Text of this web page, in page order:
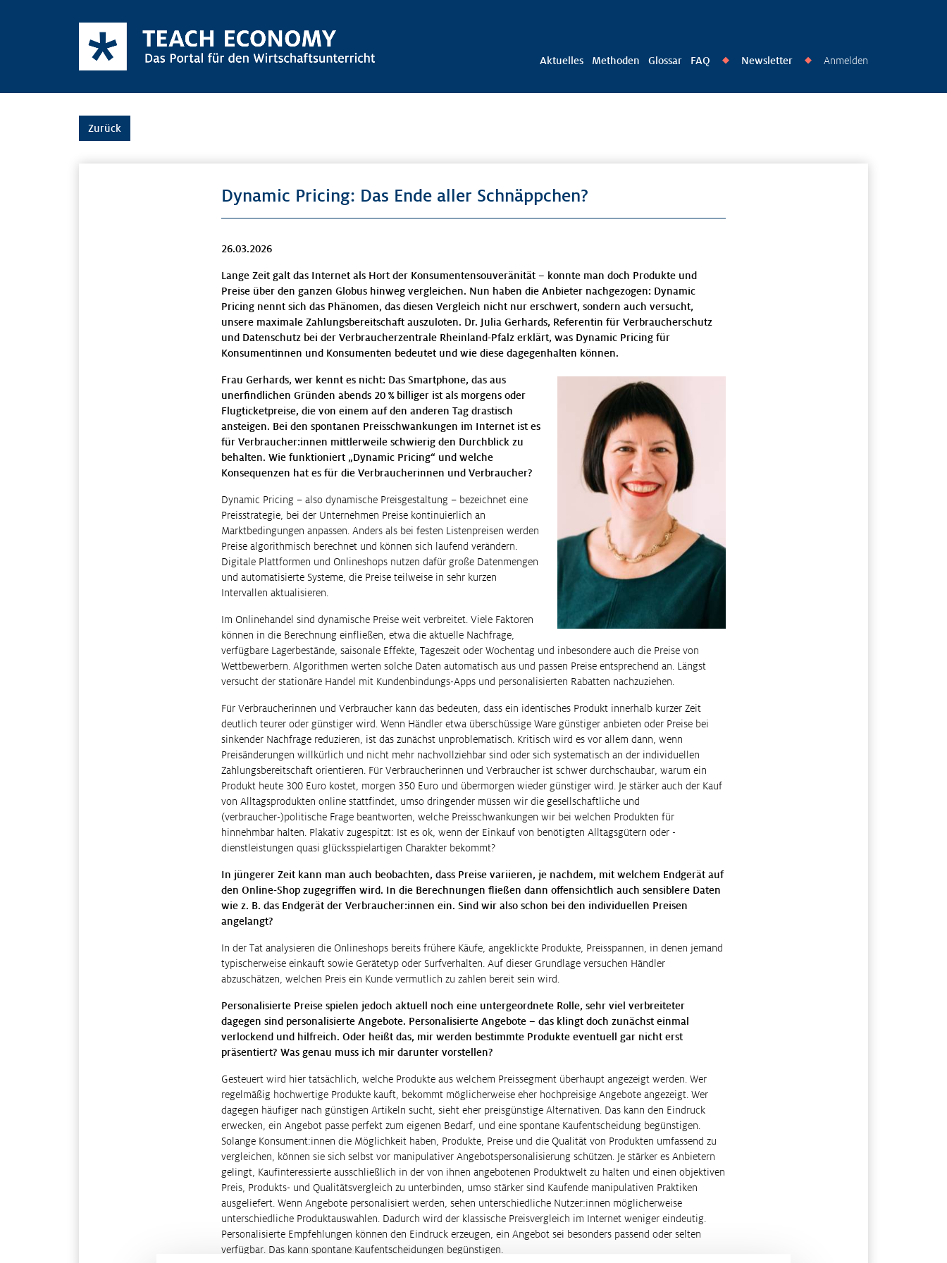
Aktuelles Methoden Glossar FAQ ◆ Newsletter ◆ Anmelden
Zurück
Dynamic Pricing: Das Ende aller Schnäppchen?
26.03.2026
Lange Zeit galt das Internet als Hort der Konsumentensouveränität – konnte man doch Produkte und
Preise über den ganzen Globus hinweg vergleichen. Nun haben die Anbieter nachgezogen: Dynamic
Pricing nennt sich das Phänomen, das diesen Vergleich nicht nur erschwert, sondern auch versucht,
unsere maximale Zahlungsbereitschaft auszuloten. Dr. Julia Gerhards, Referentin für Verbraucherschutz
und Datenschutz bei der Verbraucherzentrale Rheinland-Pfalz erklärt, was Dynamic Pricing für
Konsumentinnen und Konsumenten bedeutet und wie diese dagegenhalten können.
Frau Gerhards, wer kennt es nicht: Das Smartphone, das aus
unerfindlichen Gründen abends 20 % billiger ist als morgens oder
Flugticketpreise, die von einem auf den anderen Tag drastisch
ansteigen. Bei den spontanen Preisschwankungen im Internet ist es
für Verbraucher:innen mittlerweile schwierig den Durchblick zu
behalten. Wie funktioniert „Dynamic Pricing“ und welche
Konsequenzen hat es für die Verbraucherinnen und Verbraucher?
Dynamic Pricing – also dynamische Preisgestaltung – bezeichnet eine
Preisstrategie, bei der Unternehmen Preise kontinuierlich an
Marktbedingungen anpassen. Anders als bei festen Listenpreisen werden
Preise algorithmisch berechnet und können sich laufend verändern.
Digitale Plattformen und Onlineshops nutzen dafür große Datenmengen
und automatisierte Systeme, die Preise teilweise in sehr kurzen
Intervallen aktualisieren.
Im Onlinehandel sind dynamische Preise weit verbreitet. Viele Faktoren
können in die Berechnung einfließen, etwa die aktuelle Nachfrage,
verfügbare Lagerbestände, saisonale Effekte, Tageszeit oder Wochentag und inbesondere auch die Preise von
Wettbewerbern. Algorithmen werten solche Daten automatisch aus und passen Preise entsprechend an. Längst
versucht der stationäre Handel mit Kundenbindungs-Apps und personalisierten Rabatten nachzuziehen.
Für Verbraucherinnen und Verbraucher kann das bedeuten, dass ein identisches Produkt innerhalb kurzer Zeit
deutlich teurer oder günstiger wird. Wenn Händler etwa überschüssige Ware günstiger anbieten oder Preise bei
sinkender Nachfrage reduzieren, ist das zunächst unproblematisch. Kritisch wird es vor allem dann, wenn
Preisänderungen willkürlich und nicht mehr nachvollziehbar sind oder sich systematisch an der individuellen
Zahlungsbereitschaft orientieren. Für Verbraucherinnen und Verbraucher ist schwer durchschaubar, warum ein
Produkt heute 300 Euro kostet, morgen 350 Euro und übermorgen wieder günstiger wird. Je stärker auch der Kauf
von Alltagsprodukten online stattfindet, umso dringender müssen wir die gesellschaftliche und
(verbraucher-)politische Frage beantworten, welche Preisschwankungen wir bei welchen Produkten für
hinnehmbar halten. Plakativ zugespitzt: Ist es ok, wenn der Einkauf von benötigten Alltagsgütern oder -
dienstleistungen quasi glücksspielartigen Charakter bekommt?
In jüngerer Zeit kann man auch beobachten, dass Preise variieren, je nachdem, mit welchem Endgerät auf
den Online-Shop zugegriffen wird. In die Berechnungen fließen dann offensichtlich auch sensiblere Daten
wie z. B. das Endgerät der Verbraucher:innen ein. Sind wir also schon bei den individuellen Preisen
angelangt?
In der Tat analysieren die Onlineshops bereits frühere Käufe, angeklickte Produkte, Preisspannen, in denen jemand
typischerweise einkauft sowie Gerätetyp oder Surfverhalten. Auf dieser Grundlage versuchen Händler
abzuschätzen, welchen Preis ein Kunde vermutlich zu zahlen bereit sein wird.
Personalisierte Preise spielen jedoch aktuell noch eine untergeordnete Rolle, sehr viel verbreiteter
dagegen sind personalisierte Angebote. Personalisierte Angebote – das klingt doch zunächst einmal
verlockend und hilfreich. Oder heißt das, mir werden bestimmte Produkte eventuell gar nicht erst
präsentiert? Was genau muss ich mir darunter vorstellen?
Gesteuert wird hier tatsächlich, welche Produkte aus welchem Preissegment überhaupt angezeigt werden. Wer
regelmäßig hochwertige Produkte kauft, bekommt möglicherweise eher hochpreisige Angebote angezeigt. Wer
dagegen häufiger nach günstigen Artikeln sucht, sieht eher preisgünstige Alternativen. Das kann den Eindruck
erwecken, ein Angebot passe perfekt zum eigenen Bedarf, und eine spontane Kaufentscheidung begünstigen.
Solange Konsument:innen die Möglichkeit haben, Produkte, Preise und die Qualität von Produkten umfassend zu
vergleichen, können sie sich selbst vor manipulativer Angebotspersonalisierung schützen. Je stärker es Anbietern
gelingt, Kaufinteressierte ausschließlich in der von ihnen angebotenen Produktwelt zu halten und einen objektiven
Preis, Produkts- und Qualitätsvergleich zu unterbinden, umso stärker sind Kaufende manipulativen Praktiken
ausgeliefert. Wenn Angebote personalisiert werden, sehen unterschiedliche Nutzer:innen möglicherweise
unterschiedliche Produktauswahlen. Dadurch wird der klassische Preisvergleich im Internet weniger eindeutig.
Personalisierte Empfehlungen können den Eindruck erzeugen, ein Angebot sei besonders passend oder selten
verfügbar. Das kann spontane Kaufentscheidungen begünstigen.